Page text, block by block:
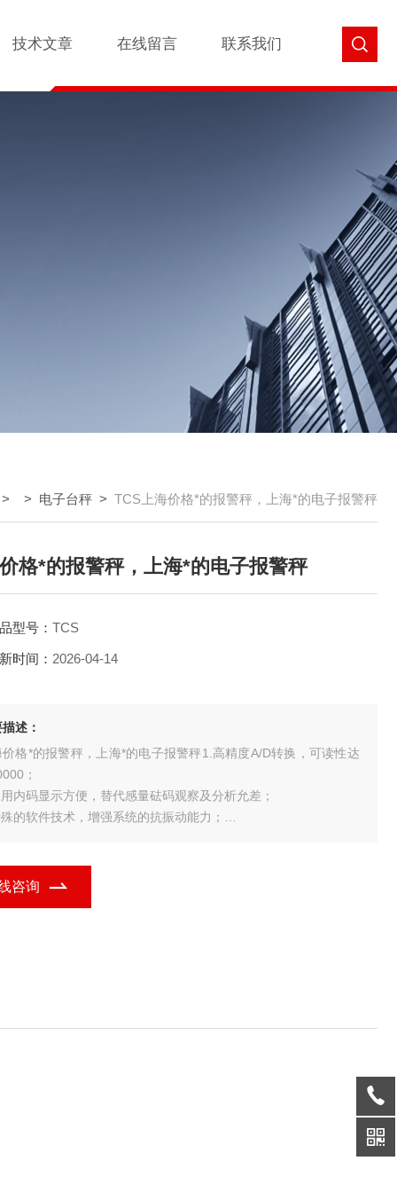
技术文章 在线留言 联系我们
> > 电子台秤 > TCS上海价格*的报警秤，上海*的电子报警秤
格*的报警秤，上海*的电子报警秤
型号： TCS
时间： 2026-04-14
述：
价格*的报警秤，上海*的电子报警秤1.高精度A/D转换，可读性达
；
内码显示方便，替代感量砝码观察及分析允差；
的软件技术，增强系统的抗振动能力；
带称重计数功能；(单件重量有断电保护)
咨询